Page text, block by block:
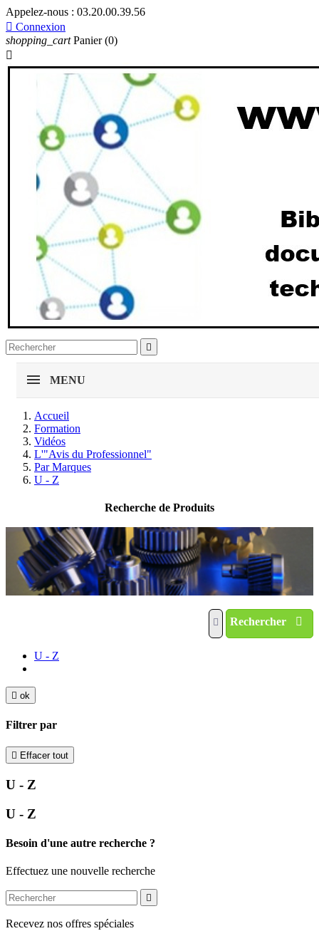
Appelez-nous : 03.20.00.39.56
 Connexion
shopping_cart Panier (0)


MENU
Accueil
Formation
Vidéos
L'"Avis du Professionnel"
Par Marques
U - Z
Recherche de Produits
Rechercher
U - Z
 ok
Filtrer par
 Effacer tout
U - Z
U - Z
Besoin d'une autre recherche ?
Effectuez une nouvelle recherche

Recevez nos offres spéciales